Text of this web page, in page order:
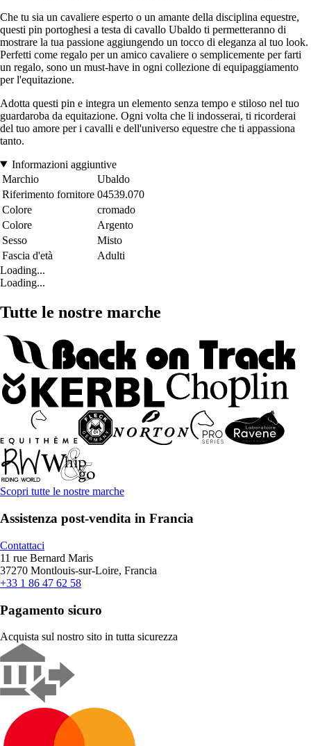
Che tu sia un cavaliere esperto o un amante della disciplina equestre,
questi pin portoghesi a testa di cavallo Ubaldo ti permetteranno di
mostrare la tua passione aggiungendo un tocco di eleganza al tuo look.
Perfetti come regalo per un amico cavaliere o semplicemente per farti
un regalo, sono un must-have in ogni collezione di equipaggiamento
per l'equitazione.
Adotta questi pin e integra un elemento senza tempo e stiloso nel tuo
guardaroba da equitazione. Ogni volta che li indosserai, ti ricorderai
del tuo amore per i cavalli e dell'universo equestre che ti appassiona
tanto.
Informazioni aggiuntive
Marchio
Ubaldo
Riferimento fornitore 04539.070
Colore
cromado
Colore
Argento
Sesso
Misto
Fascia d'età
Adulti
Loading...
Loading...
Tutte le nostre marche
Scopri tutte le nostre marche
Assistenza post-vendita in Francia
Contattaci
11 rue Bernard Maris
37270 Montlouis-sur-Loire, Francia
+33 1 86 47 62 58
Pagamento sicuro
Acquista sul nostro sito in tutta sicurezza